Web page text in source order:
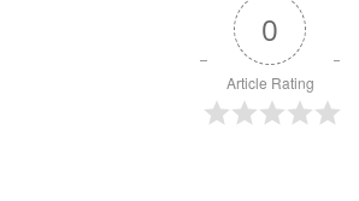
0
Article Rating